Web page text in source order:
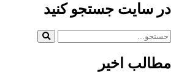
در سایت جستجو کنید
مطالب اخیر